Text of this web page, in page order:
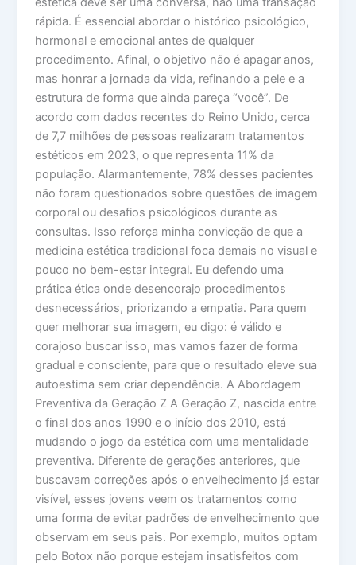
rápida. É essencial abordar o histórico psicológico,
hormonal e emocional antes de qualquer
procedimento. Afinal, o objetivo não é apagar anos,
mas honrar a jornada da vida, refinando a pele e a
estrutura de forma que ainda pareça “você”. De
acordo com dados recentes do Reino Unido, cerca
de 7,7 milhões de pessoas realizaram tratamentos
estéticos em 2023, o que representa 11% da
população. Alarmantemente, 78% desses pacientes
não foram questionados sobre questões de imagem
corporal ou desafios psicológicos durante as
consultas. Isso reforça minha convicção de que a
medicina estética tradicional foca demais no visual e
pouco no bem-estar integral. Eu defendo uma
prática ética onde desencorajo procedimentos
desnecessários, priorizando a empatia. Para quem
quer melhorar sua imagem, eu digo: é válido e
corajoso buscar isso, mas vamos fazer de forma
gradual e consciente, para que o resultado eleve sua
autoestima sem criar dependência. A Abordagem
Preventiva da Geração Z A Geração Z, nascida entre
o final dos anos 1990 e o início dos 2010, está
mudando o jogo da estética com uma mentalidade
preventiva. Diferente de gerações anteriores, que
buscavam correções após o envelhecimento já estar
visível, esses jovens veem os tratamentos como
uma forma de evitar padrões de envelhecimento que
observam em seus pais. Por exemplo, muitos optam
pelo Botox não porque estejam insatisfeitos com